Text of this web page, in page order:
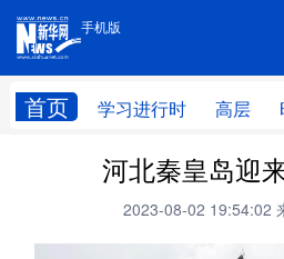
手机版
首页 学习进行时 高层
手机版
网站地
学习进行时 高层
财经
河北秦皇岛迎
2023-08-02 19:54:02